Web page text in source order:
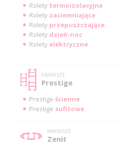
Rolety termoizolacyjne
Rolety zaciemniające
Rolety przepuszczające
Rolety dzień-noc
Rolety elektryczne
KARNISZE
Prestige
Prestige ścienne
Prestige sufitowe
KARNISZE
Zenit